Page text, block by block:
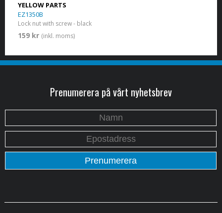
YELLOW PARTS
EZ1350B
Lock nut with screw - black
159 kr (inkl. moms)
Prenumerera på vårt nyhetsbrev